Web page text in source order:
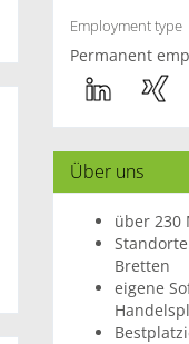
Employment type
Permanent
Über uns
über 230
Bretten
eigene